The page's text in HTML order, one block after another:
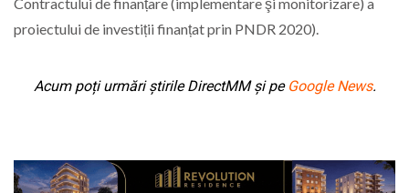
proiectului de investiții finanțat prin PNDR 2020).
Acum poți urmări știrile DirectMM și pe Google News.